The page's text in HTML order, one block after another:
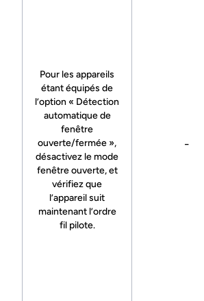
Pour les appareils
étant équipés de
l’option « Détection
automatique de
fenêtre
ouverte/fermée »,
désactivez le mode
fenêtre ouverte, et
vérifiez que
l’appareil suit
maintenant l’ordre
fil pilote.
-